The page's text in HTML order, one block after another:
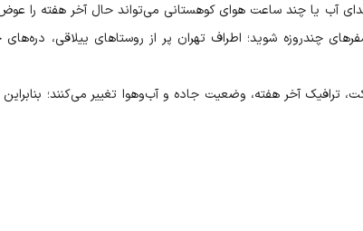
آب یا چند ساعت هوای کوهستانی می‌تواند حال آخر هفته را
چندروزه شوید؛ اطراف تهران پر از روستاهای ییلاقی،
ترافیک آخر هفته، وضعیت جاده و آب‌وهوا تغییر می‌کنند؛